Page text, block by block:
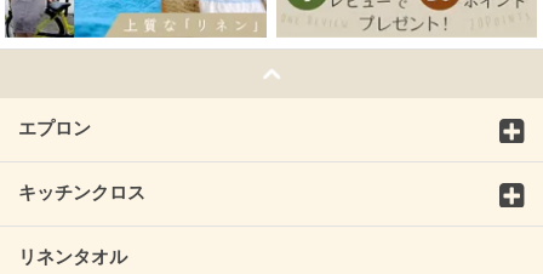
エプロン
キッチンクロス
リネンタオル